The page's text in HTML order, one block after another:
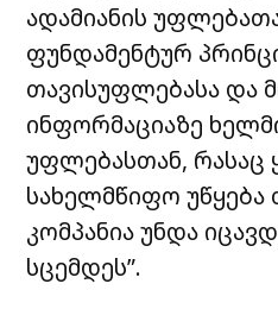
ადამიანის
ფუნდამენტურ
თავისუფლებასა და
ინფორმაციაზე
უფლებასთან, რასაც
სახელმწიფო უწყება
კომპანია უნდა
სცემდეს”.